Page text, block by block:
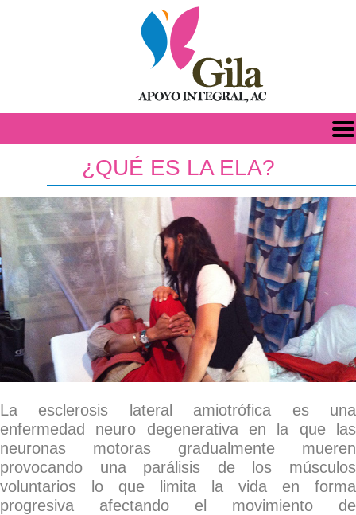
¿QUÉ ES LA ELA?
QUIENES SOMOS
ESCLEROSIS LATERAL AMIOTRÓFICA
CUIDADOS PALIATIVOS
PLATAFORMA DIGITAL
DONATIVOS
CONTACTO
La esclerosis lateral amiotrófica es una
enfermedad neuro degenerativa en la que las
neuronas motoras gradualmente mueren
provocando una parálisis de los músculos
voluntarios lo que limita la vida en forma
progresiva afectando el movimiento de